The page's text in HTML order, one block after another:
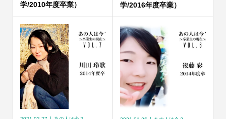
学/2010年度卒業）
学/2016年度卒業）